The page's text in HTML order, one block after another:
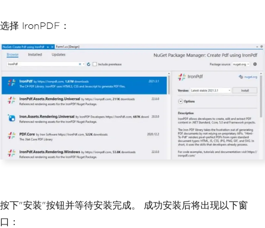
选择 IronPDF：
按下"安装"按钮并等待安装完成。 成功安装后将出现以下窗
口：